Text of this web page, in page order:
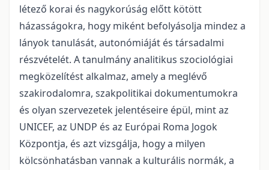
létező korai és nagykorúság előtt kötött
házasságokra, hogy miként befolyásolja mindez a
lányok tanulását, autonómiáját és társadalmi
részvételét. A tanulmány analitikus szociológiai
megközelítést alkalmaz, amely a meglévő
szakirodalomra, szakpolitikai dokumentumokra
és olyan szervezetek jelentéseire épül, mint az
UNICEF, az UNDP és az Európai Roma Jogok
Központja, és azt vizsgálja, hogy a milyen
kölcsönhatásban vannak a kulturális normák, a